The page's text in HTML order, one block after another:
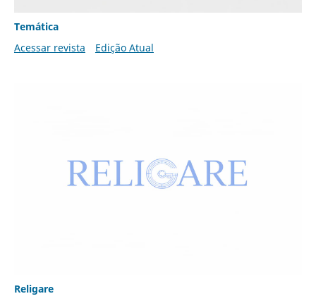
Temática
Acessar revista
Edição Atual
Religare